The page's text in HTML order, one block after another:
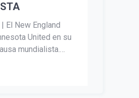
| El New England
United en su
mundialista.
y un Matt
con seis atajadas